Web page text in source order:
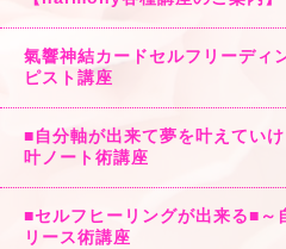
氣響神結カードセルフリーディ
ピスト講座
■自分軸が出来て夢を叶えてい
叶ノート術講座
■セルフヒーリングが出来る■～
リース術講座